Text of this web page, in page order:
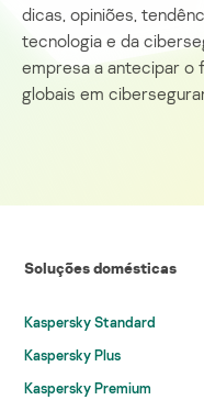
dicas, opiniões,
tecnologia e da
empresa a antecipar o
globais em
Soluções domésticas
Kaspersky Standard
Kaspersky Plus
Kaspersky Premium